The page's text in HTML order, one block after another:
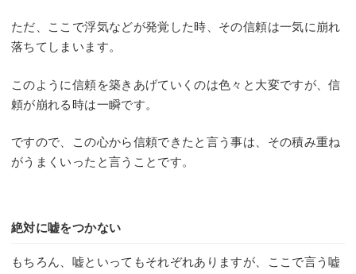
ただ、ここで浮気などが発覚した時、その信頼は一気に崩れ
落ちてしまいます。
このように信頼を築きあげていくのは色々と大変ですが、信
頼が崩れる時は一瞬です。
ですので、この心から信頼できたと言う事は、その積み重ね
がうまくいったと言うことです。
絶対に嘘をつかない
もちろん、嘘といってもそれぞれありますが、ここで言う嘘